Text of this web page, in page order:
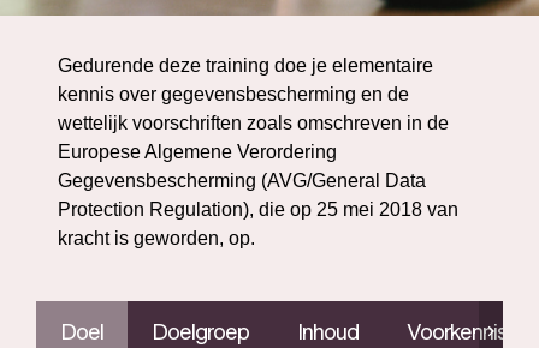
Gedurende deze training doe je elementaire
kennis over gegevensbescherming en de
wettelijk voorschriften zoals omschreven in de
Europese Algemene Verordering
Gegevensbescherming (AVG/General Data
Protection Regulation), die op 25 mei 2018 van
kracht is geworden, op.
Doel Doelgroep Inhoud Voorkennis